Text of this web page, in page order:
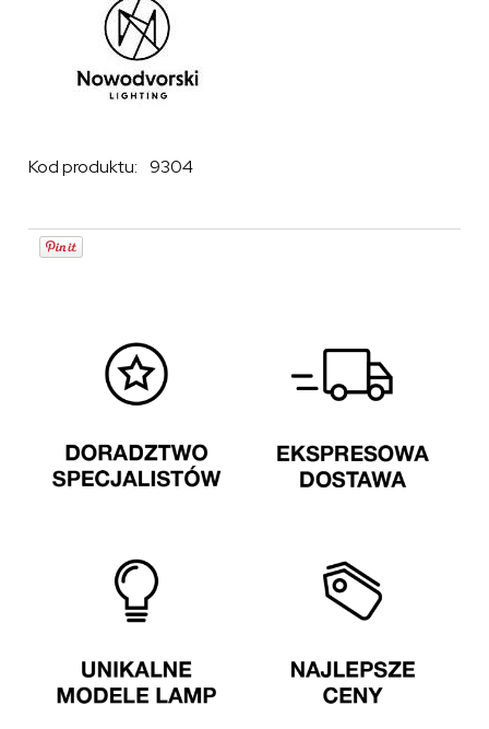
Kod produktu: 9304